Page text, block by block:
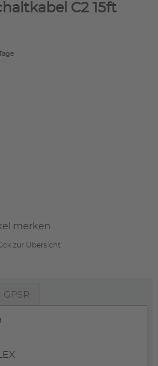
C2 15ft
merken
zur Übersicht
GPSR